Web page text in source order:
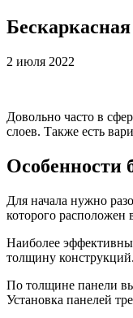
2 июля 2022
Довольно часто в
слоев. Также есть
Особенности
Для начала нужно
которого расположен
Наиболее
толщину
По толщине панели
Установка панелей